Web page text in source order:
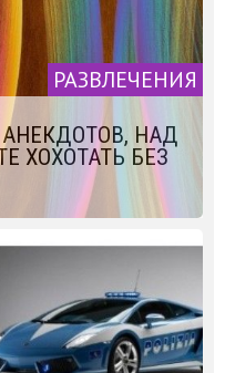
РАЗВЛЕЧЕНИЯ
НАД
ХОХОТАТЬ БЕЗ